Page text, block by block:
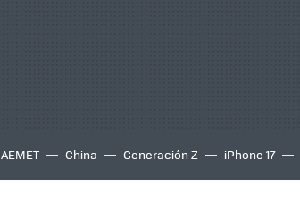
AEMET China Generación Z iPhone 17